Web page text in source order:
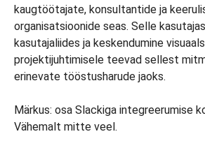
kaugtöötajate, konsultantide ja
organisatsioonide seas. Selle
kasutajaliides ja keskendumine
projektijuhtimisele teevad sellest
erinevate tööstusharude jaoks.
Märkus: osa Slackiga integreerumise
Vähemalt mitte veel.